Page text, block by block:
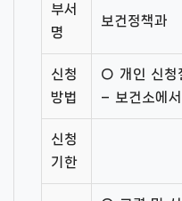
부서
명
보건정책과
신청
방법
○ 개인 신청
– 보건소에
신청
기한